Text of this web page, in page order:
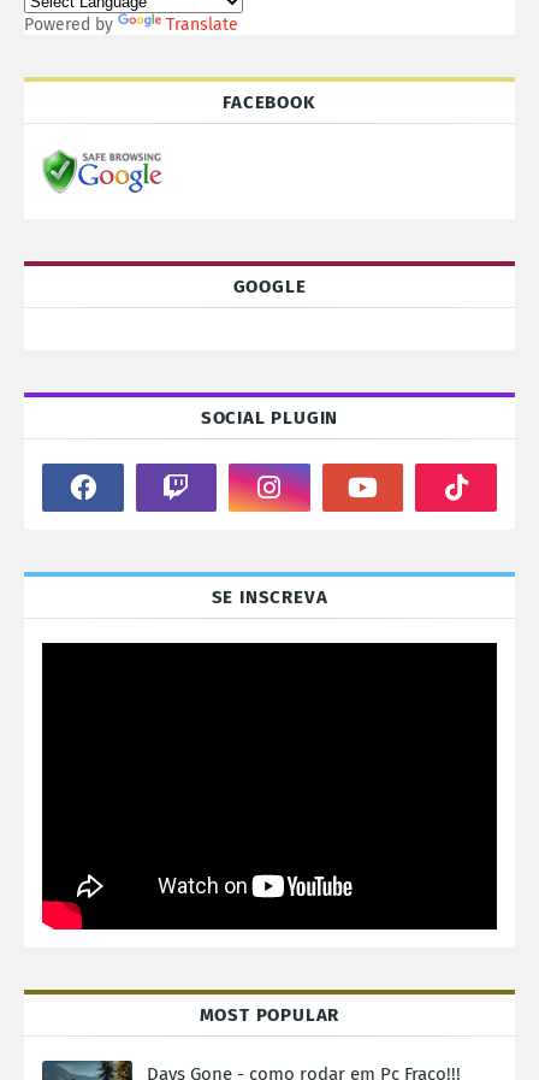
Powered by Translate
FACEBOOK
GOOGLE
SOCIAL PLUGIN
SE INSCREVA
MOST POPULAR
Days Gone - como rodar em Pc Fraco!!!